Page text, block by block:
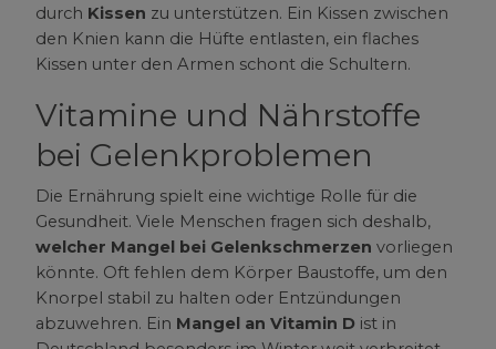
durch Kissen zu unterstützen. Ein Kissen zwischen
den Knien kann die Hüfte entlasten, ein flaches
Kissen unter den Armen schont die Schultern.
Vitamine und Nährstoffe
bei Gelenkproblemen
Die Ernährung spielt eine wichtige Rolle für die
Gesundheit. Viele Menschen fragen sich deshalb,
welcher Mangel bei Gelenkschmerzen vorliegen
könnte. Oft fehlen dem Körper Baustoffe, um den
Knorpel stabil zu halten oder Entzündungen
abzuwehren. Ein Mangel an Vitamin D ist in